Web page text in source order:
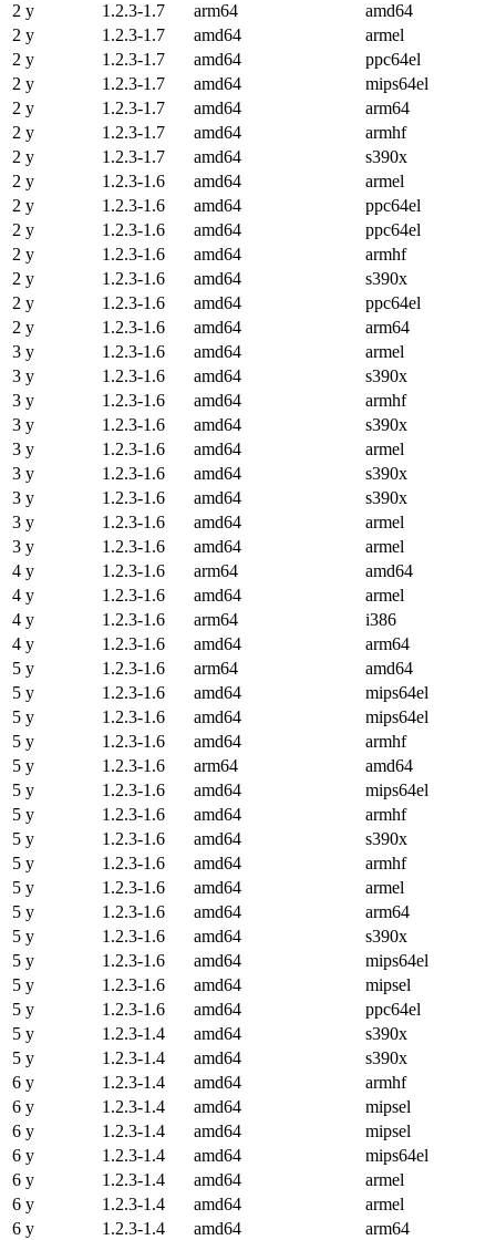
2 y
1.2.3-1.7 arm64
amd64
2 y
1.2.3-1.7 amd64
armel
2 y
1.2.3-1.7 amd64
ppc64el
2 y
1.2.3-1.7 amd64
mips64el
2 y
1.2.3-1.7 amd64
arm64
2 y
1.2.3-1.7 amd64
armhf
2 y
1.2.3-1.7 amd64
s390x
2 y
1.2.3-1.6 amd64
armel
2 y
1.2.3-1.6 amd64
ppc64el
2 y
1.2.3-1.6 amd64
ppc64el
2 y
1.2.3-1.6 amd64
armhf
2 y
1.2.3-1.6 amd64
s390x
2 y
1.2.3-1.6 amd64
ppc64el
2 y
1.2.3-1.6 amd64
arm64
3 y
1.2.3-1.6 amd64
armel
3 y
1.2.3-1.6 amd64
s390x
3 y
1.2.3-1.6 amd64
armhf
3 y
1.2.3-1.6 amd64
s390x
3 y
1.2.3-1.6 amd64
armel
3 y
1.2.3-1.6 amd64
s390x
3 y
1.2.3-1.6 amd64
s390x
3 y
1.2.3-1.6 amd64
armel
3 y
1.2.3-1.6 amd64
armel
4 y
1.2.3-1.6 arm64
amd64
4 y
1.2.3-1.6 amd64
armel
4 y
1.2.3-1.6 arm64
i386
4 y
1.2.3-1.6 amd64
arm64
5 y
1.2.3-1.6 arm64
amd64
5 y
1.2.3-1.6 amd64
mips64el
5 y
1.2.3-1.6 amd64
mips64el
5 y
1.2.3-1.6 amd64
armhf
5 y
1.2.3-1.6 arm64
amd64
5 y
1.2.3-1.6 amd64
mips64el
5 y
1.2.3-1.6 amd64
armhf
5 y
1.2.3-1.6 amd64
s390x
5 y
1.2.3-1.6 amd64
armhf
5 y
1.2.3-1.6 amd64
armel
5 y
1.2.3-1.6 amd64
arm64
5 y
1.2.3-1.6 amd64
s390x
5 y
1.2.3-1.6 amd64
mips64el
5 y
1.2.3-1.6 amd64
mipsel
5 y
1.2.3-1.6 amd64
ppc64el
5 y
1.2.3-1.4 amd64
s390x
5 y
1.2.3-1.4 amd64
s390x
6 y
1.2.3-1.4 amd64
armhf
6 y
1.2.3-1.4 amd64
mipsel
6 y
1.2.3-1.4 amd64
mipsel
6 y
1.2.3-1.4 amd64
mips64el
6 y
1.2.3-1.4 amd64
armel
6 y
1.2.3-1.4 amd64
armel
6 y
1.2.3-1.4 amd64
arm64